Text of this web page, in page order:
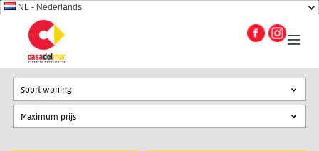
NL - Nederlands
Soort woning